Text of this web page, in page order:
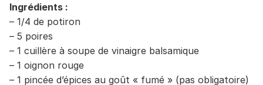
Ingrédients :
– 1/4 de potiron
– 5 poires
– 1 cuillère à soupe de vinaigre balsamique
– 1 oignon rouge
– 1 pincée d’épices au goût « fumé » (pas obligatoire)